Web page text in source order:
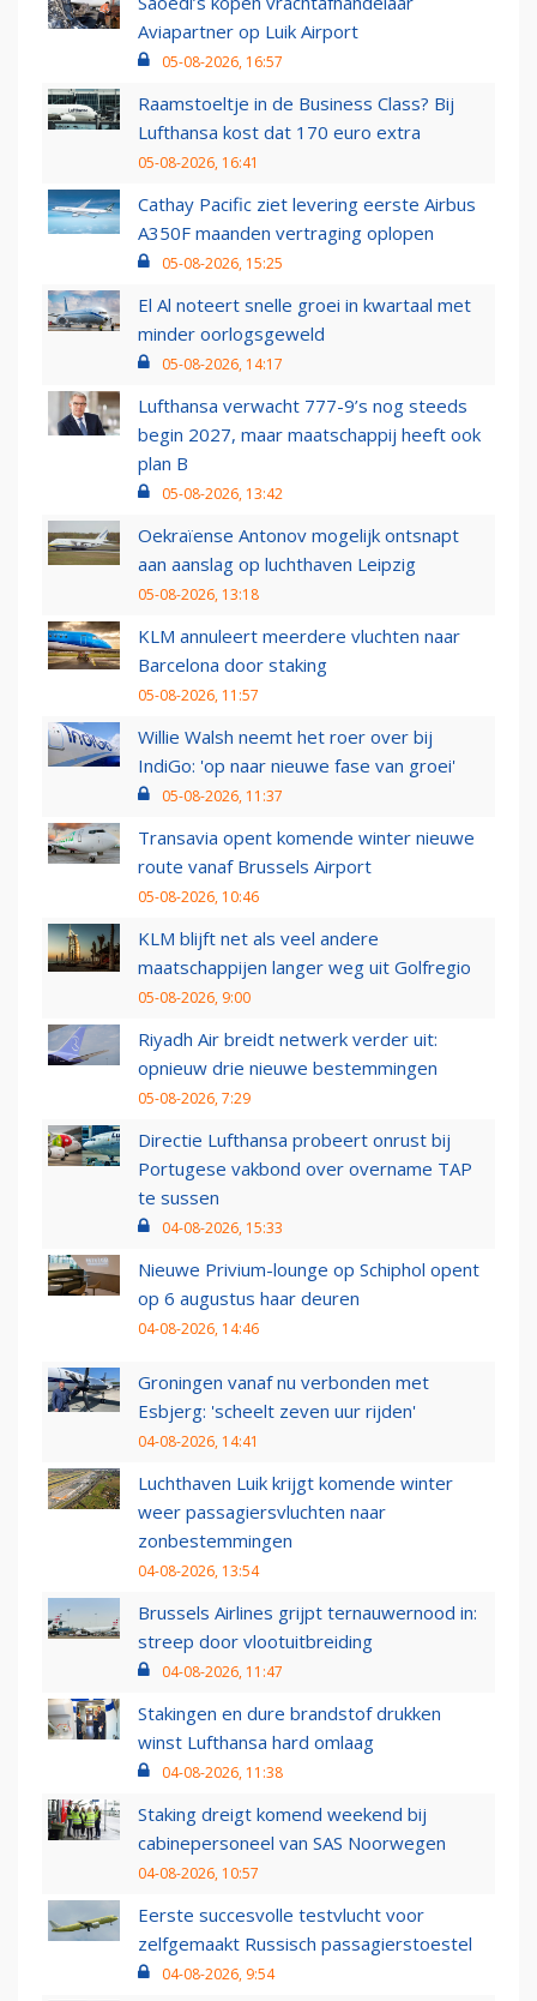
Aviapartner op Luik Airport
05-08-2026, 16:57
Raamstoeltje in de Business Class? Bij
Lufthansa kost dat 170 euro extra
05-08-2026, 16:41
Cathay Pacific ziet levering eerste Airbus
A350F maanden vertraging oplopen
05-08-2026, 15:25
El Al noteert snelle groei in kwartaal met
minder oorlogsgeweld
05-08-2026, 14:17
Lufthansa verwacht 777-9’s nog steeds
begin 2027, maar maatschappij heeft ook
plan B
05-08-2026, 13:42
Oekraïense Antonov mogelijk ontsnapt
aan aanslag op luchthaven Leipzig
05-08-2026, 13:18
KLM annuleert meerdere vluchten naar
Barcelona door staking
05-08-2026, 11:57
Willie Walsh neemt het roer over bij
IndiGo: 'op naar nieuwe fase van groei'
05-08-2026, 11:37
Transavia opent komende winter nieuwe
route vanaf Brussels Airport
05-08-2026, 10:46
KLM blijft net als veel andere
maatschappijen langer weg uit Golfregio
05-08-2026, 9:00
Riyadh Air breidt netwerk verder uit:
opnieuw drie nieuwe bestemmingen
05-08-2026, 7:29
Directie Lufthansa probeert onrust bij
Portugese vakbond over overname TAP
te sussen
04-08-2026, 15:33
Nieuwe Privium-lounge op Schiphol opent
op 6 augustus haar deuren
04-08-2026, 14:46
Groningen vanaf nu verbonden met
Esbjerg: 'scheelt zeven uur rijden'
04-08-2026, 14:41
Luchthaven Luik krijgt komende winter
weer passagiersvluchten naar
zonbestemmingen
04-08-2026, 13:54
Brussels Airlines grijpt ternauwernood in:
streep door vlootuitbreiding
04-08-2026, 11:47
Stakingen en dure brandstof drukken
winst Lufthansa hard omlaag
04-08-2026, 11:38
Staking dreigt komend weekend bij
cabinepersoneel van SAS Noorwegen
04-08-2026, 10:57
Eerste succesvolle testvlucht voor
zelfgemaakt Russisch passagierstoestel
04-08-2026, 9:54